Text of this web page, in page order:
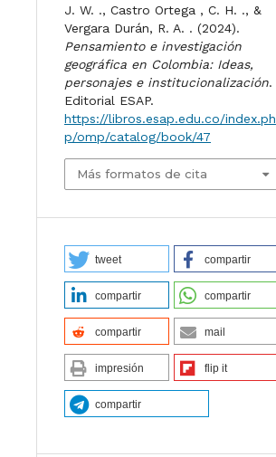
J. W. ., Castro Ortega , C. H. ., &
Vergara Durán, R. A. . (2024).
Pensamiento e investigación
geográfica en Colombia: Ideas,
personajes e institucionalización.
Editorial ESAP.
https://libros.esap.edu.co/index.ph
p/omp/catalog/book/47
Más formatos de cita
tweet compartir
compartir compartir
compartir mail
impresión flip it
compartir